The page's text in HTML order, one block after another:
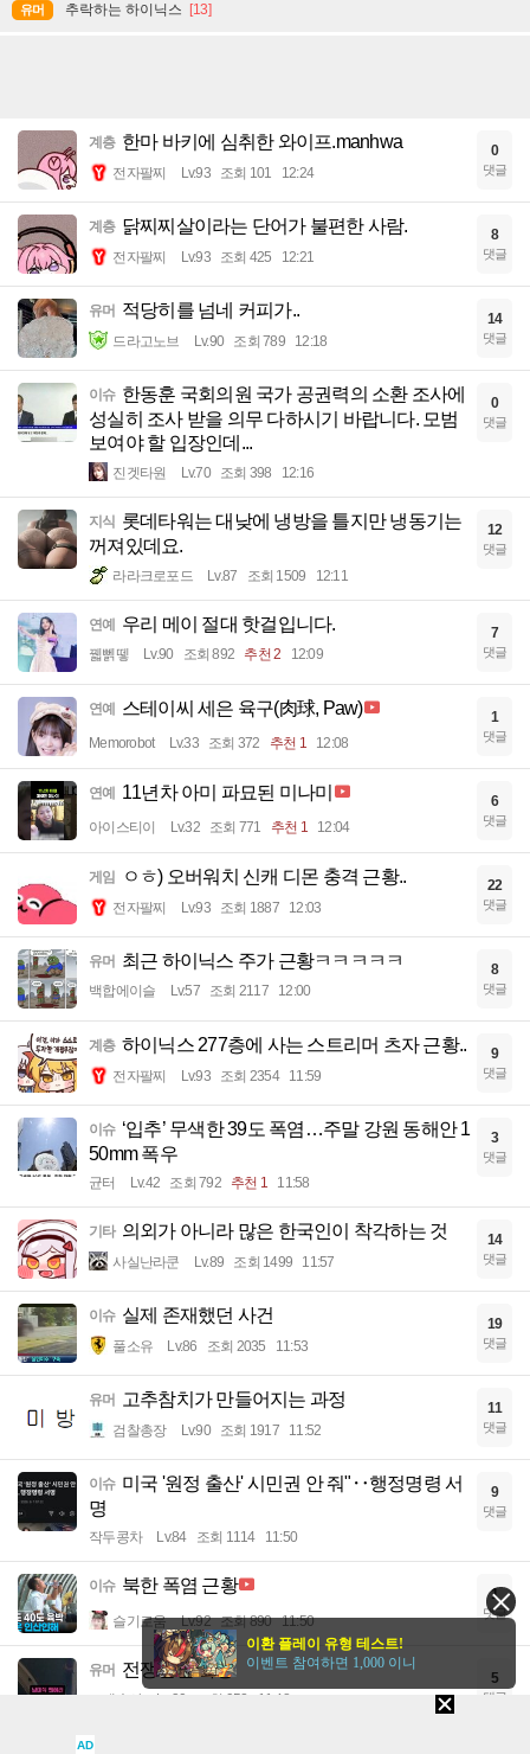
유머 추락하는 하이닉스 [13]
계층 한마 바키에 심취한 와이프.manhwa
전자팔찌 Lv.93 조회 101 12:24
0
댓글
계층 닭찌찌살이라는 단어가 불편한 사람.
전자팔찌 Lv.93 조회 425 12:21
8
댓글
유머 적당히를 넘네 커피가..
드라고노브 Lv.90 조회 789 12:18
14
댓글
이슈 한동훈 국회의원 국가 공권력의 소환 조사에
성실히 조사 받을 의무 다하시기 바랍니다. 모범
보여야 할 입장인데...
진겟타원 Lv.70 조회 398 12:16
0
댓글
지식
롯데타워는 대낮에 냉방을 틀지만 냉동기는
꺼져있데요.
라라크로포드 Lv.87 조회 1509 12:11
12
댓글
연예 우리 메이 절대 핫걸입니다.
꿻뻵뗗 Lv.90 조회 892 추천 2 12:09
7
댓글
연예 스테이씨 세은 육구(肉球, Paw)
Memorobot Lv.33 조회 372 추천 1 12:08
1
댓글
연예 11년차 아미 파묘된 미나미
아이스티이 Lv.32 조회 771 추천 1 12:04
6
댓글
게임 ㅇㅎ) 오버워치 신캐 디몬 충격 근황..
전자팔찌 Lv.93 조회 1887 12:03
22
댓글
유머 최근 하이닉스 주가 근황ㅋㅋㅋㅋㅋ
백합에이슬 Lv.57 조회 2117 12:00
8
댓글
계층 하이닉스 277층에 사는 스트리머 츠자 근황..
전자팔찌 Lv.93 조회 2354 11:59
9
댓글
이슈 ‘입추’ 무색한 39도 폭염…주말 강원 동해안 1
50mm 폭우
균터 Lv.42 조회 792 추천 1 11:58
3
댓글
기타 의외가 아니라 많은 한국인이 착각하는 것
사실난라쿤 Lv.89 조회 1499 11:57
14
댓글
이슈 실제 존재했던 사건
풀소유 Lv.86 조회 2035 11:53
19
댓글
유머 고추참치가 만들어지는 과정
검찰총장 Lv.90 조회 1917 11:52
11
댓글
이슈 미국 '원정 출산' 시민권 안 줘"‥행정명령 서
명
작두콩차 Lv.84 조회 1114 11:50
9
댓글
이슈 북한 폭염 근황
슬기로움 Lv.92 조회 890 11:50
1
댓글
유머 전쟁같은 사랑
드레술사 Lv.30 조회 952 11:48
5
댓글
AD
이환 플레이 유형 테스트!
이벤트 참여하면 1,000 이니